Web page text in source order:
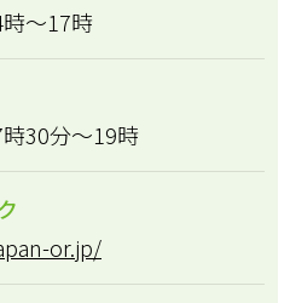
～17時
30分～19時
or.jp/